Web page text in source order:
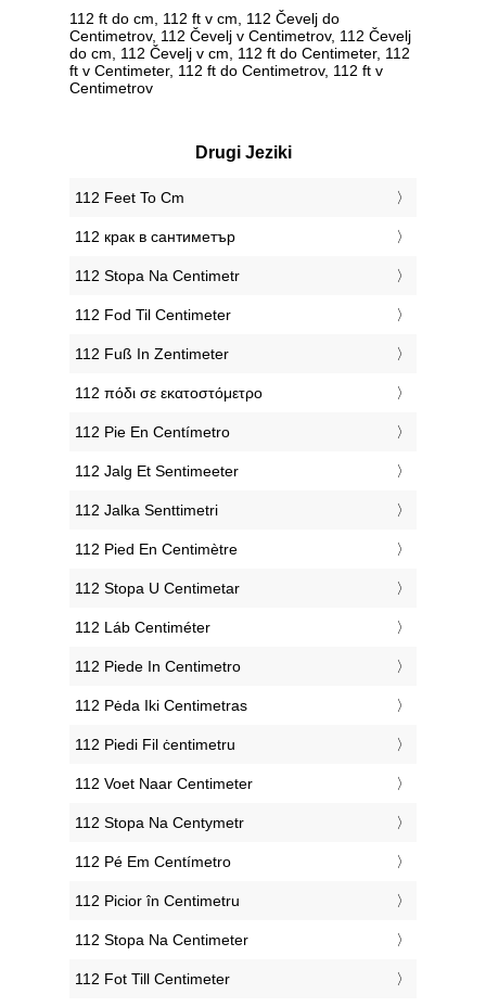
112 ft do cm, 112 ft v cm, 112 Čevelj do
Centimetrov, 112 Čevelj v Centimetrov, 112 Čevelj
do cm, 112 Čevelj v cm, 112 ft do Centimeter, 112
ft v Centimeter, 112 ft do Centimetrov, 112 ft v
Centimetrov
Drugi Jeziki
‎112 Feet To Cm
‎112 крак в сантиметър
‎112 Stopa Na Centimetr
‎112 Fod Til Centimeter
‎112 Fuß In Zentimeter
‎112 πόδι σε εκατοστόμετρο
‎112 Pie En Centímetro
‎112 Jalg Et Sentimeeter
‎112 Jalka Senttimetri
‎112 Pied En Centimètre
‎112 Stopa U Centimetar
‎112 Láb Centiméter
‎112 Piede In Centimetro
‎112 Pėda Iki Centimetras
‎112 Piedi Fil ċentimetru
‎112 Voet Naar Centimeter
‎112 Stopa Na Centymetr
‎112 Pé Em Centímetro
‎112 Picior în Centimetru
‎112 Stopa Na Centimeter
‎112 Fot Till Centimeter